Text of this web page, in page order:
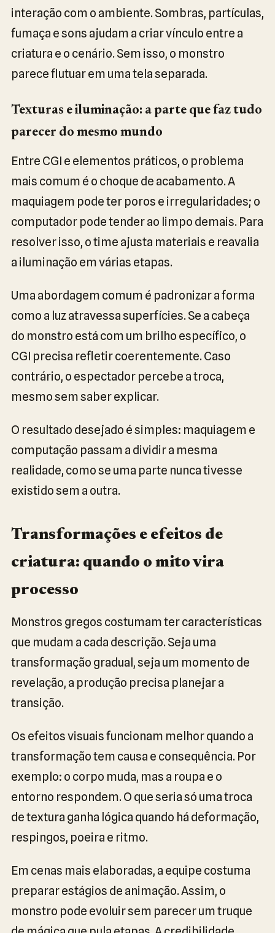
interação com o ambiente. Sombras, partículas,
fumaça e sons ajudam a criar vínculo entre a
criatura e o cenário. Sem isso, o monstro
parece flutuar em uma tela separada.
Texturas e iluminação: a parte que faz tudo
parecer do mesmo mundo
Entre CGI e elementos práticos, o problema
mais comum é o choque de acabamento. A
maquiagem pode ter poros e irregularidades; o
computador pode tender ao limpo demais. Para
resolver isso, o time ajusta materiais e reavalia
a iluminação em várias etapas.
Uma abordagem comum é padronizar a forma
como a luz atravessa superfícies. Se a cabeça
do monstro está com um brilho específico, o
CGI precisa refletir coerentemente. Caso
contrário, o espectador percebe a troca,
mesmo sem saber explicar.
O resultado desejado é simples: maquiagem e
computação passam a dividir a mesma
realidade, como se uma parte nunca tivesse
existido sem a outra.
Transformações e efeitos de
criatura: quando o mito vira
processo
Monstros gregos costumam ter características
que mudam a cada descrição. Seja uma
transformação gradual, seja um momento de
revelação, a produção precisa planejar a
transição.
Os efeitos visuais funcionam melhor quando a
transformação tem causa e consequência. Por
exemplo: o corpo muda, mas a roupa e o
entorno respondem. O que seria só uma troca
de textura ganha lógica quando há deformação,
respingos, poeira e ritmo.
Em cenas mais elaboradas, a equipe costuma
preparar estágios de animação. Assim, o
monstro pode evoluir sem parecer um truque